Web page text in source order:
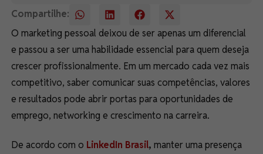
Compartilhe:
O marketing pessoal deixou de ser apenas um diferencial
e passou a ser uma habilidade essencial para quem deseja
crescer profissionalmente. Em um mercado cada vez mais
competitivo, saber comunicar suas competências, valores
e resultados pode abrir portas para oportunidades de
emprego, networking e crescimento na carreira.
De acordo com o LinkedIn Brasil, manter uma presença